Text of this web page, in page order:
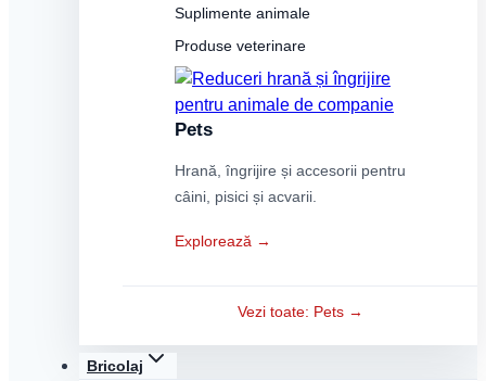
Suplimente animale
Produse veterinare
Pets
Hrană, îngrijire și accesorii pentru
câini, pisici și acvarii.
Explorează →
Vezi toate: Pets →
Bricolaj